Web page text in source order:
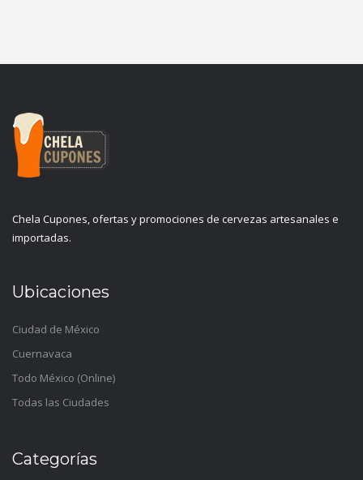
Chela Cupones, ofertas y promociones de cervezas artesanales e
importadas.
Ubicaciones
Ciudad de México
Cuernavaca
Todo México (Online)
Todas las Ciudades
Categorías